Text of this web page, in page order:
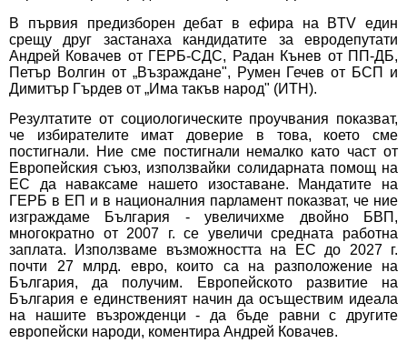
В първия предизборен дебат в ефира на BTV един
срещу друг застанаха кандидатите за евродепутати
Андрей Ковачев от ГЕРБ-СДС, Радан Кънев от ПП-ДБ,
Петър Волгин от „Възраждане", Румен Гечев от БСП и
Димитър Гърдев от „Има такъв народ" (ИТН).
Резултатите от социологическите проучвания показват,
че избирателите имат доверие в това, което сме
постигнали. Ние сме постигнали немалко като част от
Европейския съюз, използвайки солидарната помощ на
ЕС да наваксаме нашето изоставане. Мандатите на
ГЕРБ в ЕП и в националния парламент показват, че ние
изграждаме България - увеличихме двойно БВП,
многократно от 2007 г. се увеличи средната работна
заплата. Използваме възможността на ЕС до 2027 г.
почти 27 млрд. евро, които са на разположение на
България, да получим. Европейското развитие на
България е единственият начин да осъществим идеала
на нашите възрожденци - да бъде равни с другите
европейски народи, коментира Андрей Ковачев.